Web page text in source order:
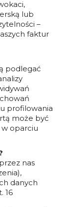
lub
–
faktur
podlegać
profilowania
może być
w oparciu
nas
danych
16